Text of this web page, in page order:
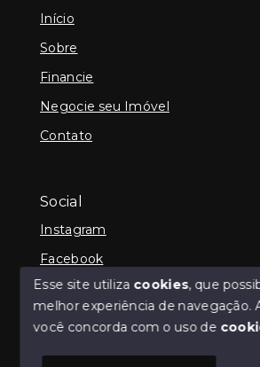
Olá! Estamos
Início
Sobre
Financie
Negocie seu Imóvel
Contato
Social
Instagram
Facebook
© Copyright 2026 - iCampos Imóveis
Esse site utiliza cookies, que
melhor experiência de navegação.
você concorda com o uso de